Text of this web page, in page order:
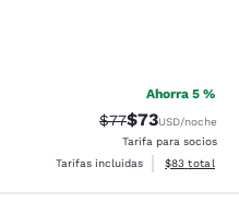
estrellas. Feria. 146 reseñas
Ahorra 5 %
Precio tachado:
$77Precio con
$73USD/noche
Tarifa para socios
Tarifas incluidas
Ver detalles
$83 total